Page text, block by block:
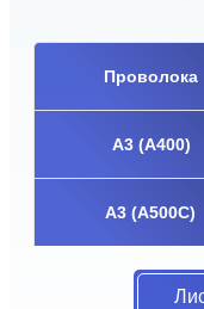
Проволока
А3 (А400)
А3 (А500С)